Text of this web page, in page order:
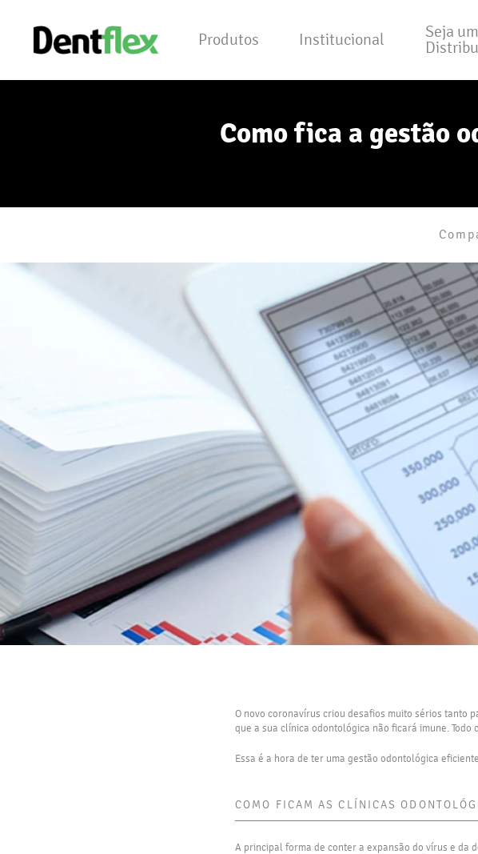
Produtos Institucional
Seja um
Como fica a gestão
O novo coronavírus criou desafios muito sérios tanto
que a sua clínica odontológica não ficará imune. Todo
Essa é a hora de ter uma gestão odontológica
COMO FICAM AS CLÍNICAS
A principal forma de conter a expansão do vírus e da